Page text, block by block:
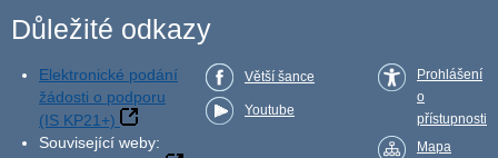
Důležité odkazy
Elektronické podání
žádosti o podporu
(IS KP21+)
Související weby:
Větší šance
Youtube
Prohlášení
o
přístupnosti
Mapa